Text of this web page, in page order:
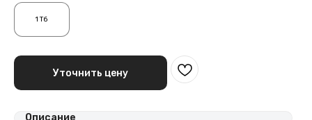
1 Тб
Уточнить цену
Описание